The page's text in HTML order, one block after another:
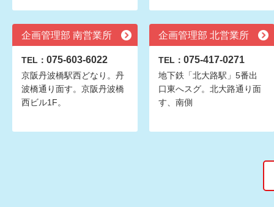
企画管理部 南営業所
TEL： 075-603-6022
京阪丹波橋駅西どなり。丹
波橋通り面す。京阪丹波橋
西ビル1F。
企画管理部 北営業所
TEL： 075-417-0271
地下鉄「北大路駅」5番出
口東へスグ。北大路通り面
す、南側